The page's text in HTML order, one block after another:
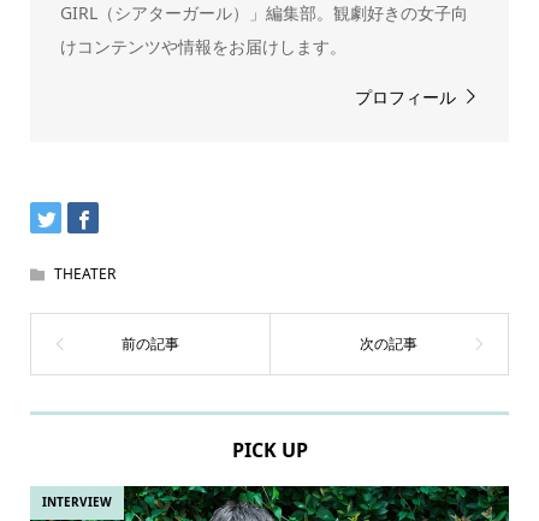
GIRL（シアターガール）」編集部。観劇好きの女子向
けコンテンツや情報をお届けします。
プロフィール
THEATER
PICK UP
INTERVIEW